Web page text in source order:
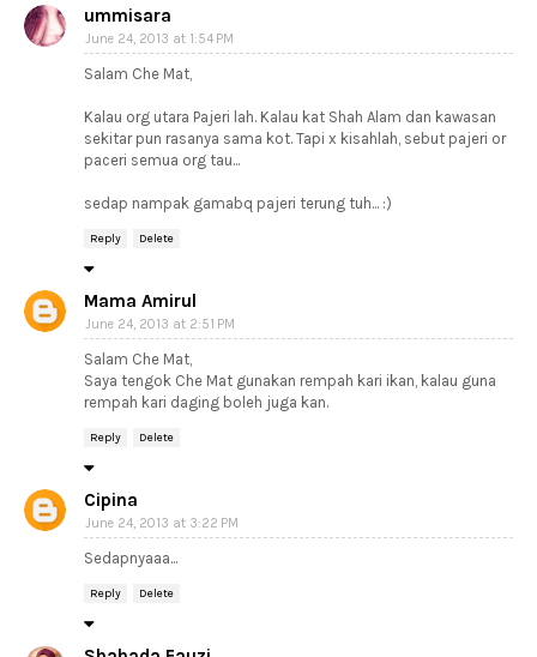
ummisara
June 24, 2013 at 1:54 PM
Salam Che Mat,
Kalau org utara Pajeri lah. Kalau kat Shah Alam dan kawasan
sekitar pun rasanya sama kot. Tapi x kisahlah, sebut pajeri or
paceri semua org tau...
sedap nampak gamabq pajeri terung tuh... :)
Reply Delete
Mama Amirul
June 24, 2013 at 2:51 PM
Salam Che Mat,
Saya tengok Che Mat gunakan rempah kari ikan, kalau guna
rempah kari daging boleh juga kan.
Reply Delete
Cipina
June 24, 2013 at 3:22 PM
Sedapnyaaa...
Reply Delete